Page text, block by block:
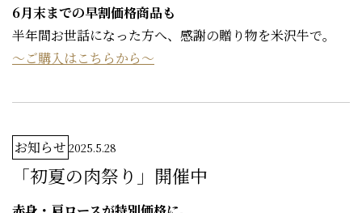
6月末までの早割価格商品も
半年間お世話になった方へ、感謝の贈り物を米沢牛で。
～ご購入はこちらから～
お知らせ 2025.5.28
「初夏の肉祭り」開催中